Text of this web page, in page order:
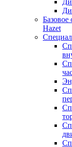
Базовое
Hazet